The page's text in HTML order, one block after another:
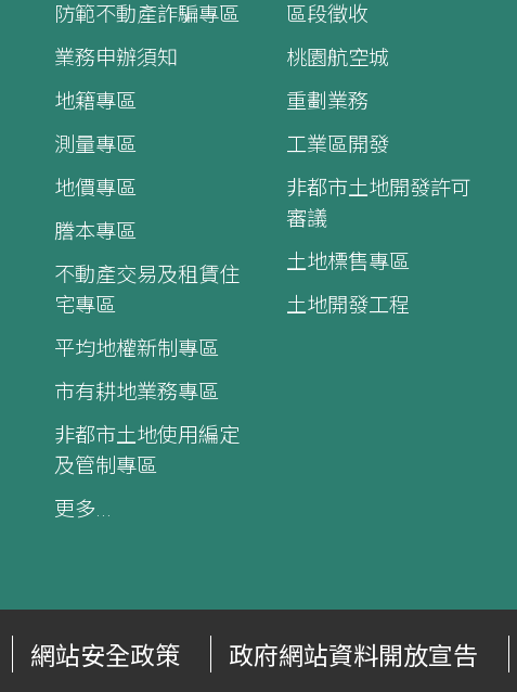
防範不動產詐騙專區
業務申辦須知
地籍專區
測量專區
地價專區
謄本專區
不動產交易及租賃住
宅專區
平均地權新制專區
市有耕地業務專區
非都市土地使用編定
及管制專區
更多...
區段徵收
桃園航空城
重劃業務
工業區開發
非都市土地開發許可
審議
土地標售專區
土地開發工程
網站安全政策 政府網站資料開放宣告